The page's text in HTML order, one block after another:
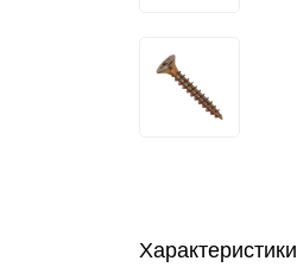
Характеристики